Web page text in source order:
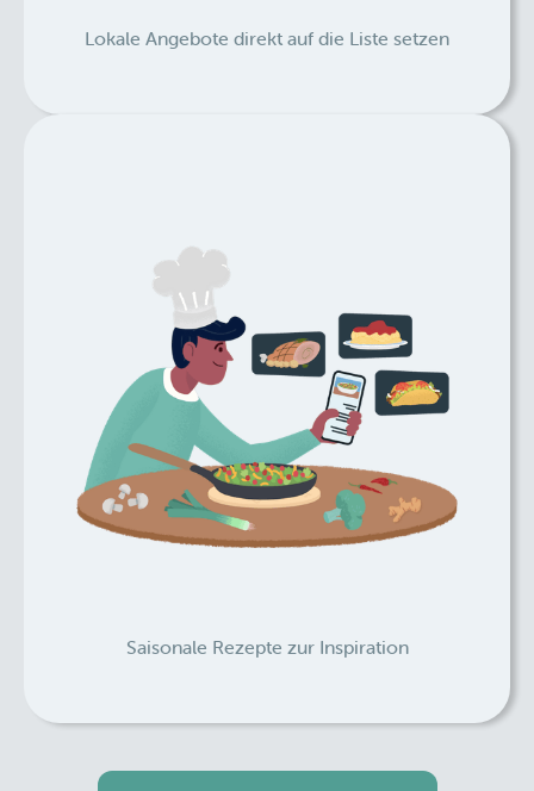
Lokale Angebote direkt auf die Liste setzen
Saisonale Rezepte zur Inspiration